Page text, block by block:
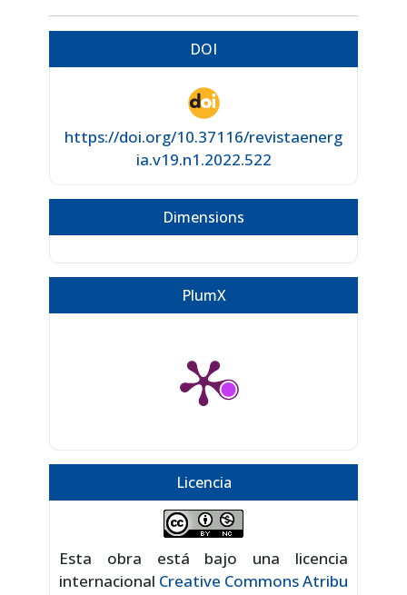
DOI
https://doi.org/10.37116/revistaenerg
ia.v19.n1.2022.522
Dimensions
PlumX
Licencia
Esta obra está bajo una licencia
internacional Creative Commons Atribu